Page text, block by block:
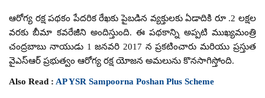
ఆరోగ్య రక్ష పథకం పేదరిక రేఖకు పైబడిన వ్యక్తులకు ఏడాదికి రూ .2 లక్షల
వరకు బీమా కవరేజీని అందిస్తుంది. ఈ పథకాన్ని అప్పటి ముఖ్యమంత్రి
చంద్రబాబు నాయుడు 1 జనవరి 2017 న ప్రకటించారు మరియు ప్రస్తుత
వైఎస్ఆర్ ప్రభుత్వం ఆరోగ్య రక్ష యోజన అమలును కొనసాగిస్తోంది.
Also Read : AP YSR Sampoorna Poshan Plus Scheme